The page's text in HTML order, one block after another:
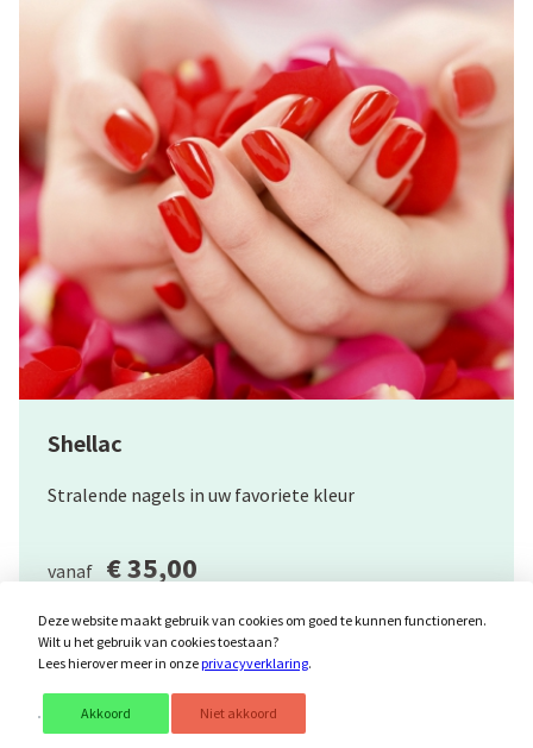
Shellac
Stralende nagels in uw favoriete kleur
vanaf € 35,00
Bekijk
Deze website maakt gebruik van cookies om goed te kunnen functioneren.
Wilt u het gebruik van cookies toestaan?
Lees hierover meer in onzeprivacyverklaring.
Akkoord Niet akkoord